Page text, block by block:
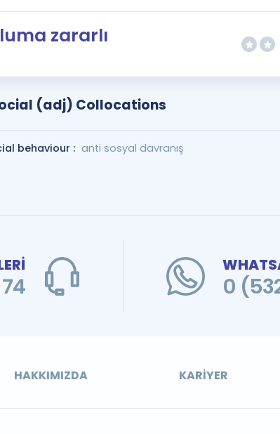
zararlı
(adj) Collocations
behaviour : anti sosyal davranış
0
HAKKIMIZDA KARIYER